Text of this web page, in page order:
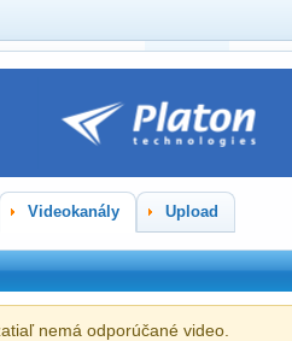
Videokanály Upload
nemá odporúčané video.